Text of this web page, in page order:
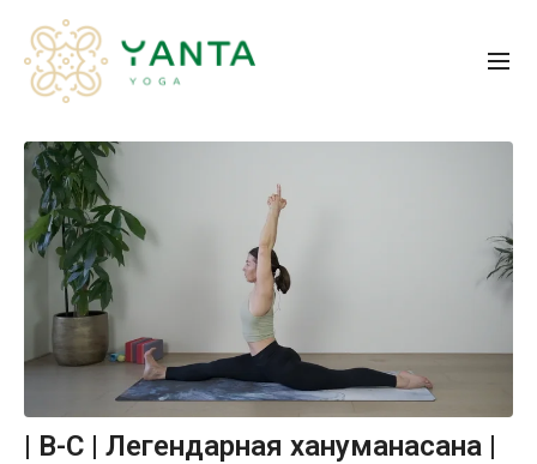
| B-С | Легендарная хануманасана |